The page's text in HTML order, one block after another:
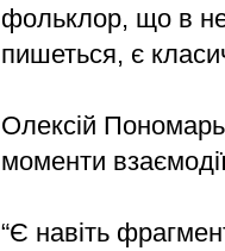
фольклор, що в
пишеться, є
Олексій
моменти
“Є навіть